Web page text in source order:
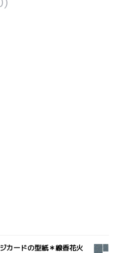
カードの型紙＊線香花火